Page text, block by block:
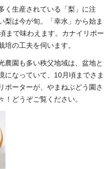
く生産されている「梨」に注
梨は今が旬。「幸水」から始ま
まで味わえます。カナイリポー
培の工夫を伺います。
農園も多い秩父地域は、盆地と
になっていて、10月頃までさま
ポーターが、やまねぶどう園さ
どうぞご覧ください。